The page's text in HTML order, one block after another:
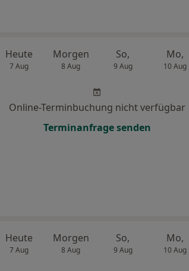
Heute
7 Aug
Morgen
8 Aug
So,
9 Aug
Mo,
10 Aug
Online-Terminbuchung nicht verfügbar
Terminanfrage senden
Heute
7 Aug
Morgen
8 Aug
So,
9 Aug
Mo,
10 Aug